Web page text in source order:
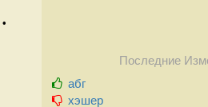
•
Последние
абг
хэшер